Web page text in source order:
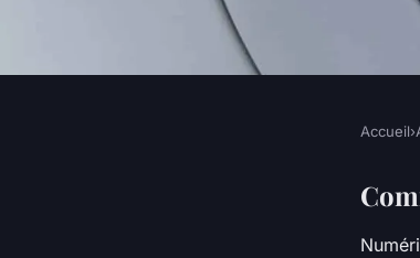
Comment
Accueil›